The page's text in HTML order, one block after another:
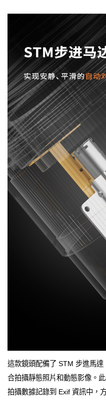
這款鏡頭配備了 STM 步進馬
合拍攝靜態照片和動態影像。
拍攝數據記錄到 Exif 資訊中，